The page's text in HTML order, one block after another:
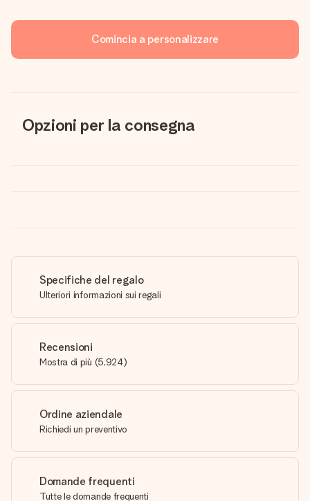
Comincia a personalizzare
Opzioni per la consegna
Specifiche del regalo
Ulteriori informazioni sui regali
Recensioni
Mostra di più (5,924)
Ordine aziendale
Richiedi un preventivo
Domande frequenti
Tutte le domande frequenti